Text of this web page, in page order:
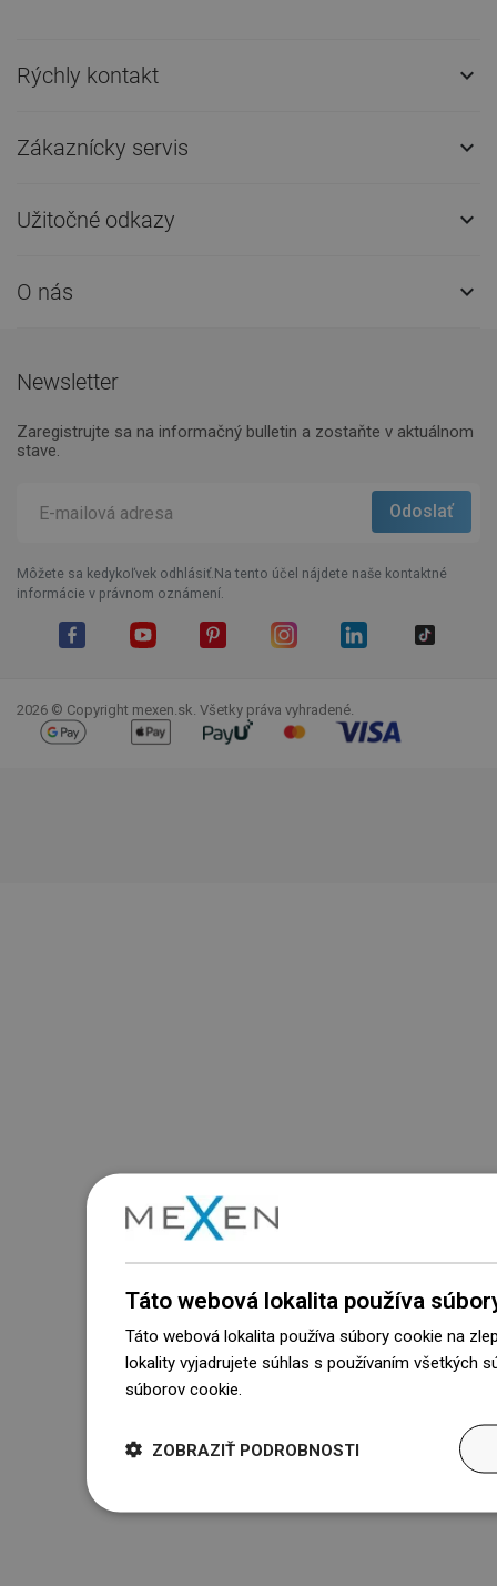
Rýchly kontakt 
Zákaznícky servis 
Užitočné odkazy 
O nás 
Newsletter
Zaregistrujte sa na informačný bulletin a zostaňte v aktuálnom
stave.
Môžete sa kedykoľvek odhlásiť.Na tento účel nájdete naše kontaktné
informácie v právnom oznámení.
2026 © Copyright mexen.sk. Všetky práva vyhradené.
Táto webová lokalita používa
Táto webová lokalita používa súbory cookie na
lokality vyjadrujete súhlas s používaním všetkých
súborov cookie.
ZOBRAZIŤ PODROBNOSTI